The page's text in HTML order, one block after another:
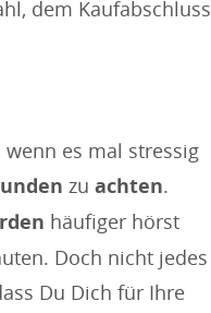
dem Kaufabschluss
es mal stressig
zu achten.
häufiger hörst
Doch nicht jedes
Du Dich für Ihre